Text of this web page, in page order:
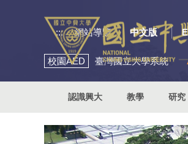
::: 網站導覽 中文版
校園AED 臺灣國立大學系統
認識興大 教學 研究